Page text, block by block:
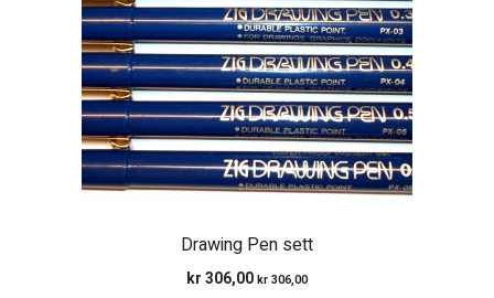
Drawing Pen sett
kr 306,00 kr 306,00